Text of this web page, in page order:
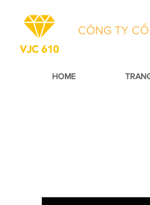
CÔNG TY
HOME